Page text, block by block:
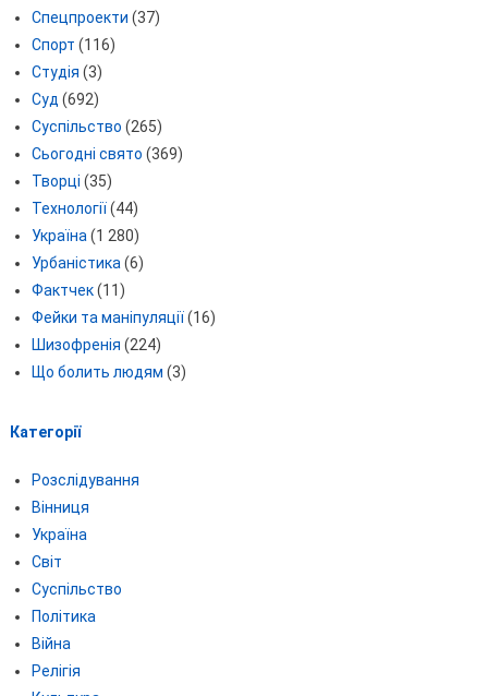
Спецпроекти (37)
Спорт (116)
Студія (3)
Суд (692)
Суспільство (265)
Сьогодні свято (369)
Творці (35)
Технології(44)
Україна (1 280)
Урбаністика (6)
Фактчек(11)
Фейки та маніпуляції(16)
Шизофренія (224)
Що болить людям (3)
Категорії
Розслідування
Вінниця
Україна
Світ
Суспільство
Політика
Війна
Релігія